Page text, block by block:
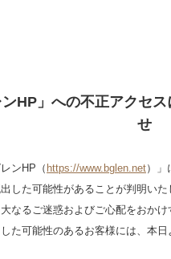
HP」への不正アクセス
せ
ンHP（ https://www.bglen.net）」
した可能性があることが判明いた
なるご迷惑およびご心配をおか
た可能性のあるお客様には、本